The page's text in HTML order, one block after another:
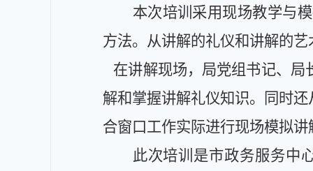
本次培训采用现场教学与
方法。从讲解的礼仪和讲解的
在讲解现场，局党组书记、局
解和掌握讲解礼仪知识。同时
合窗口工作实际进行现场模拟讲
此次培训是市政务服务中